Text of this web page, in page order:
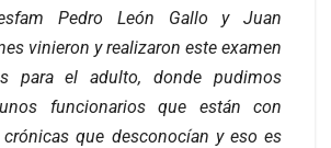
Pedro León Gallo y Juan
vinieron y realizaron este examen
para el adulto, donde pudimos
funcionarios que están con
crónicas que desconocían y eso es